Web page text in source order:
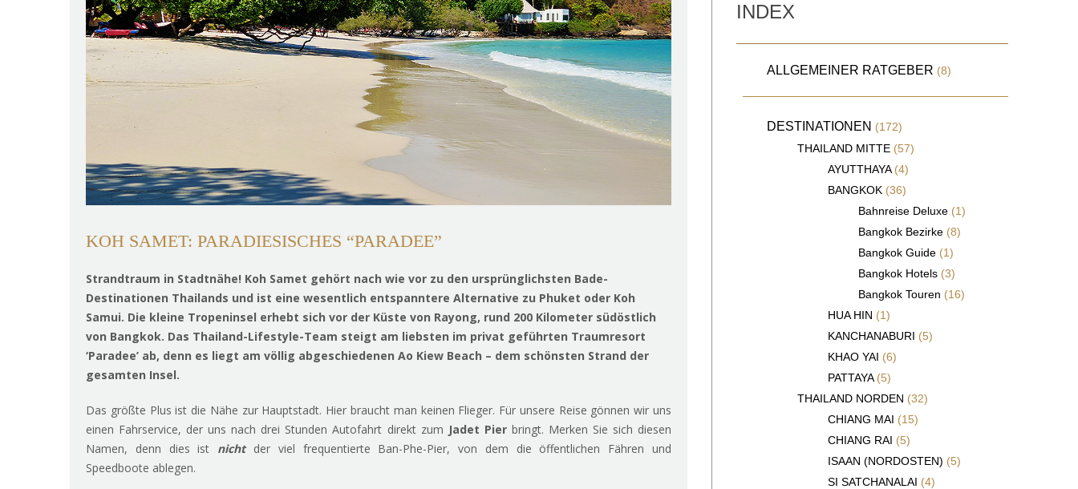
KOH SAMET: PARADIESISCHES “PARADEE”
Strandtraum in Stadtnähe! Koh Samet gehört nach wie vor zu den ursprünglichsten Bade-
Destinationen Thailands und ist eine wesentlich entspanntere Alternative zu Phuket oder Koh
Samui. Die kleine Tropeninsel erhebt sich vor der Küste von Rayong, rund 200 Kilometer südöstlich
von Bangkok. Das Thailand-Lifestyle-Team steigt am liebsten im privat geführten Traumresort
‘Paradee’ ab, denn es liegt am völlig abgeschiedenen Ao Kiew Beach – dem schönsten Strand der
gesamten Insel.
Das größte Plus ist die Nähe zur Hauptstadt. Hier braucht man keinen Flieger. Für unsere Reise gönnen wir uns
einen Fahrservice, der uns nach drei Stunden Autofahrt direkt zum Jadet Pierbringt. Merken Sie sich diesen
Namen, denn dies ist nichtder viel frequentierte Ban-Phe-Pier, von dem die öffentlichen Fähren und
Speedboote ablegen.
INDEX
ALLGEMEINER RATGEBER (8)
DESTINATIONEN (172)
THAILAND MITTE (57)
AYUTTHAYA(4)
BANGKOK (36)
Bahnreise Deluxe (1)
Bangkok Bezirke (8)
Bangkok Guide (1)
Bangkok Hotels (3)
Bangkok Touren (16)
HUA HIN (1)
KANCHANABURI (5)
KHAO YAI (6)
PATTAYA(5)
THAILAND NORDEN (32)
CHIANG MAI (15)
CHIANG RAI (5)
ISAAN (NORDOSTEN) (5)
SI SATCHANALAI (4)